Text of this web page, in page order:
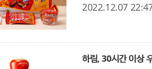
2022.12.07
하림, 30시간 이상